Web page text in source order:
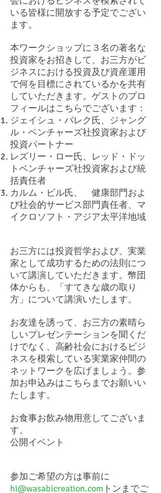
いる皆様に開放する予定でござい
ます。
本ワークショップに３名の著名な
投資家をお招きして、お三方がビ
ジネスにおける投資及び資産運用
で何を目標にされているかを共有
していただきます。ゲストのプロ
フィールはこちらでございます：
ジェイシュ・パレク氏、ジャング
ル・ベンチャーズ社投資家および
投資パートナー
レズリー・ロー氏、レッド・ドッ
トベンチャーズ社投資家および統
括責任者
カルム・ビル氏、 健康部門およ
び社会的サービス部門責任者、マ
イクロソフト・アジア太平洋地域
お三方には投資哲学および、実業
家として成功するための法則につ
いて講演していただきます。幣団
体からも、「すてきな歳の取り
方」について講演いたします。
お友達を誘って、お三方の素晴ら
しいプレゼンテーションを聞くだ
けでなく、高齢社会におけるビジ
ネスを模索している実業家仲間の
ネットワークを広げましょう。参
加お申込みはこちらまでお願いい
たします。
お食事お飲み物用意してございま
す。
公開イベント
参加ご希望の方は事前に
hi@wasabicreation.com トンまでご